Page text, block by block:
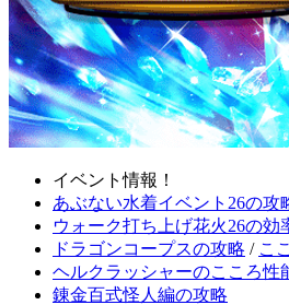
イベント情報！
あぶない水着イベント26の攻
ウォーク打ち上げ花火26の効
ドラゴンコープスの攻略 / こ
ヘルクラッシャーのこころ性
錬金百式怪人編の攻略